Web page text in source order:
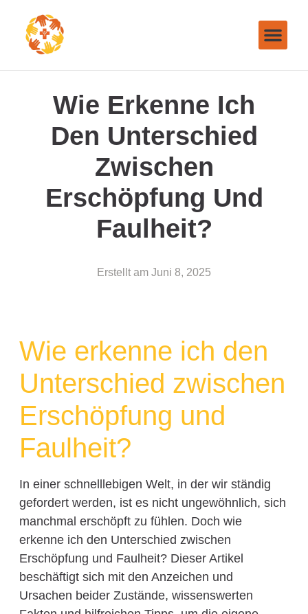
Wie Erkenne Ich
Den Unterschied
Zwischen
Erschöpfung Und
Faulheit?
Erstellt am Juni 8, 2025
Wie erkenne ich den
Unterschied zwischen
Erschöpfung und
Faulheit?
In einer schnelllebigen Welt, in der wir ständig
gefordert werden, ist es nicht ungewöhnlich, sich
manchmal erschöpft zu fühlen. Doch wie
erkenne ich den Unterschied zwischen
Erschöpfung und Faulheit? Dieser Artikel
beschäftigt sich mit den Anzeichen und
Ursachen beider Zustände, wissenswerten